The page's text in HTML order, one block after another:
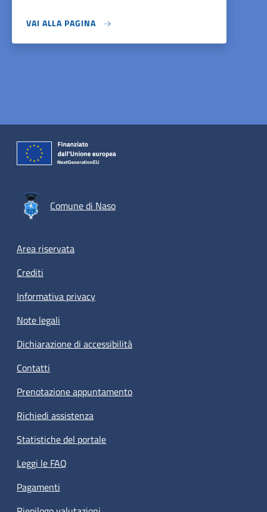
VAI ALLA PAGINA
Comune di Naso
Footer menu
Area riservata
Crediti
Informativa privacy
Note legali
Dichiarazione di accessibilità
Contatti
Prenotazione appuntamento
Richiedi assistenza
Statistiche del portale
Leggi le FAQ
Pagamenti